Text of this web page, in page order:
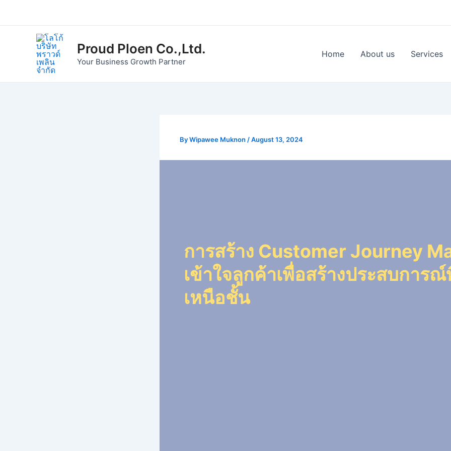
Proud Ploen Co.,Ltd.
Your Business Growth Partner
Home About us Services
ByWipawee Muknon /August 13, 2024
การสร้าง Customer Journey
เข้าใจลูกค้าเพื่อสร้างประสบการ
เหนือชั้น